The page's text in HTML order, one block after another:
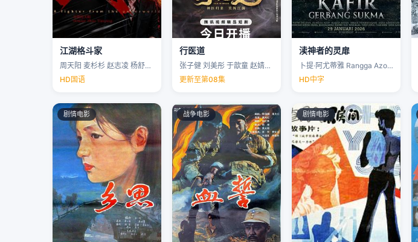
江湖格斗家
周天阳 麦杉杉 赵志凌 杨舒米 …
HD国语
行医道
张子健 刘美彤 于歆童 赵婧祎 …
更新至第08集
渎神者的灵扉
卜提·阿尤蒂雅 Rangga Azof Nadya …
HD中字
剧情电影 战争电影 剧情电影